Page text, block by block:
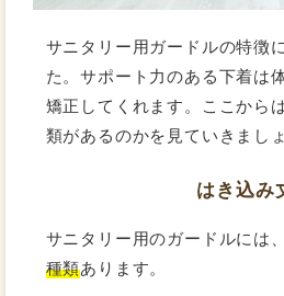
サニタリー用ガードルの特徴
た。サポート力のある下着は
矯正してくれます。ここから
類があるのかを見ていきましょ
はき込み
サニタリー用のガードルには、
種類あります。